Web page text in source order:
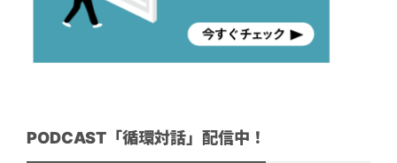
PODCAST「循環対話」配信中！